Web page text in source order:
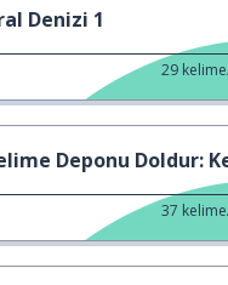
Denizi 1
29
Deponu Doldur:
37